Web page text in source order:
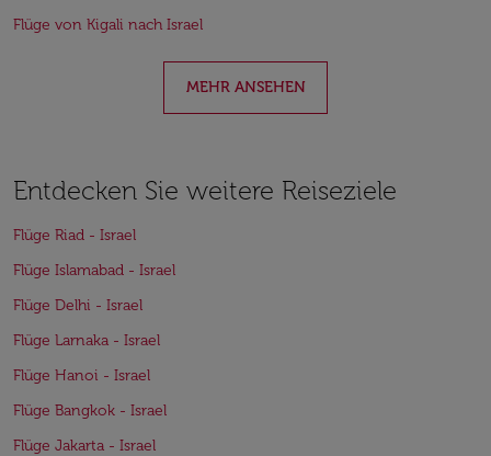
Flüge von Kigali nach Israel
MEHR ANSEHEN
Entdecken Sie weitere Reiseziele
Flüge Riad - Israel
Flüge Islamabad - Israel
Flüge Delhi - Israel
Flüge Larnaka - Israel
Flüge Hanoi - Israel
Flüge Bangkok - Israel
Flüge Jakarta - Israel